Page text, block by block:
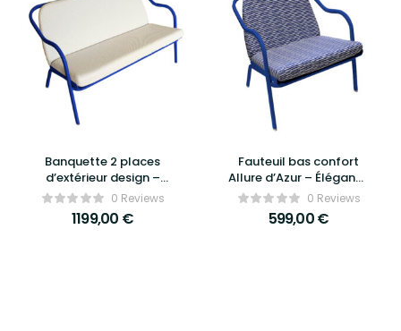
Banquette 2 places
d’extérieur design –
ALLURE D’AZUR | Confort
& Élégance Jardin
0 Reviews
1199,00 €
Fauteuil bas confort
Allure d’Azur – Élégance
et détente haut de
gamme
0 Reviews
599,00€